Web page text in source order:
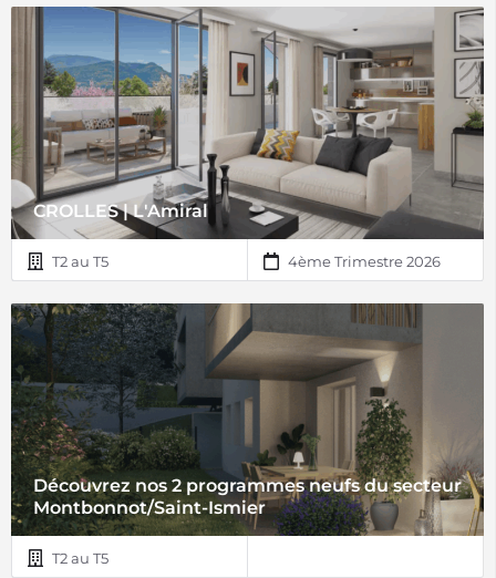
CROLLES | L'Amiral
T2 au T5 4ème Trimestre 2026
Découvrez nos 2 programmes neufs du secteur
Montbonnot/Saint-Ismier
T2 au T5